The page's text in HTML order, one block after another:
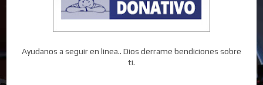
Ayudanos a seguir en linea.. Dios derrame bendiciones sobre
ti.